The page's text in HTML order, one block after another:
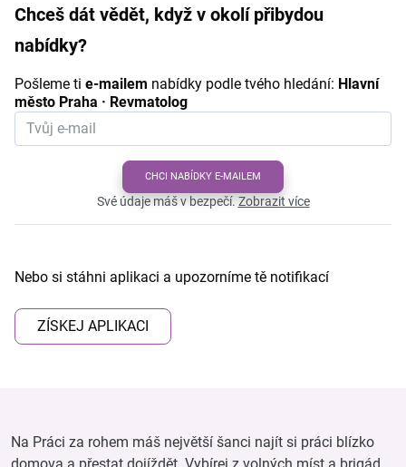
Chceš dát vědět, když v okolí přibydou
nabídky?
Pošleme ti e-mailem nabídky podle tvého hledání: Hlavní
město Praha · Revmatolog
CHCI NABÍDKY E-MAILEM
Své údaje máš v bezpečí.Zobrazit více
Nebo si stáhni aplikaci a upozorníme tě notifikací
ZÍSKEJ APLIKACI
Na Práci za rohem máš největší šanci najít si práci blízko
domova a přestat dojíždět. Vybírej z volných míst a brigád